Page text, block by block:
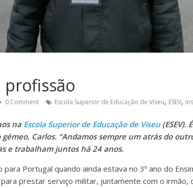
profissão
0 Comment Escola Superior de Educação de Viseu, ESEV,
na Escola Superior de Educação de Viseu(ESEV).
Carlos. “Andamos sempre um atrás do
e trabalham juntos há 24 anos.
para Portugal quando ainda estava no 3º ano do
prestar serviço militar, juntamente com o irmão,